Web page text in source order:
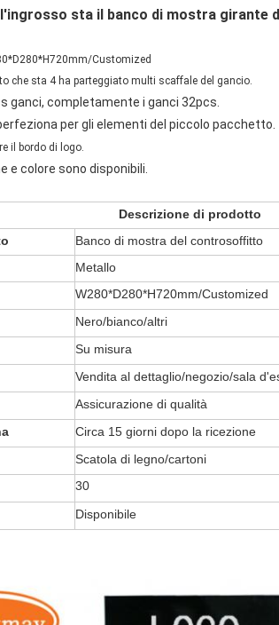
sta il banco di mostra girante
Customized
che sta 4 ha parteggiato multi scaffale del gancio.
ganci, completamente i ganci 32pcs.
per gli elementi del piccolo pacchetto.
il bordo di logo.
e colore sono disponibili.
Descrizione di prodotto
Banco di mostra del controsoffitto
Metallo
W280*D280*H720mm/Customized
Nero/bianco/altri
Su misura
Vendita al dettaglio/negozio/sala
Assicurazione di qualità
Circa 15 giorni dopo la ricezione
Scatola di legno/cartoni
30
Disponibile